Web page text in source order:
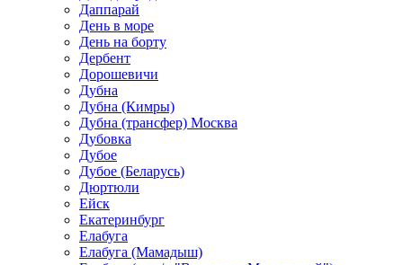
Даппарай
День в море
День на борту
Дербент
Дорошевичи
Дубна
Дубна (Кимры)
Дубна (трансфер) Москва
Дубовка
Дубое
Дубое (Беларусь)
Дюртюли
Ейск
Екатеринбург
Елабуга
Елабуга (Мамадыш)